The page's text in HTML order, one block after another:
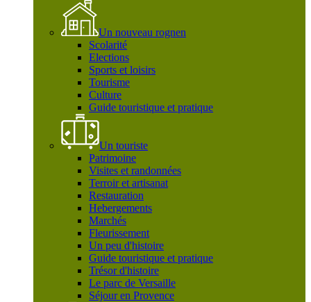
Un nouveau rognen
Scolarité
Elections
Sports et loisirs
Tourisme
Culture
Guide touristique et pratique
Un touriste
Patrimoine
Visites et randonnées
Terroir et artisanat
Restauration
Hebergements
Marchés
Fleurissement
Un peu d'histoire
Guide touristique et pratique
Trésor d'histoire
Le parc de Versaille
Séjour en Provence